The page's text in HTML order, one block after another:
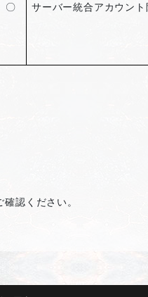
〇 サーバー統合アカウント
認ください。